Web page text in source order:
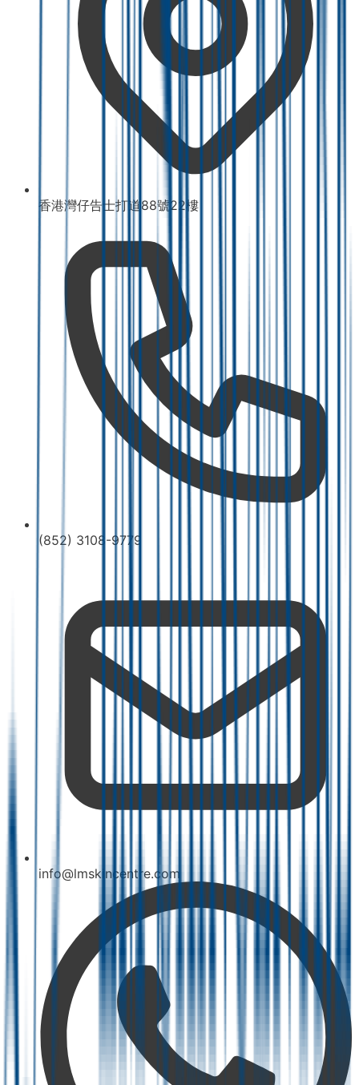
香港灣仔告士打道88號22樓
(852) 3108-9779
info@lmskincentre.com